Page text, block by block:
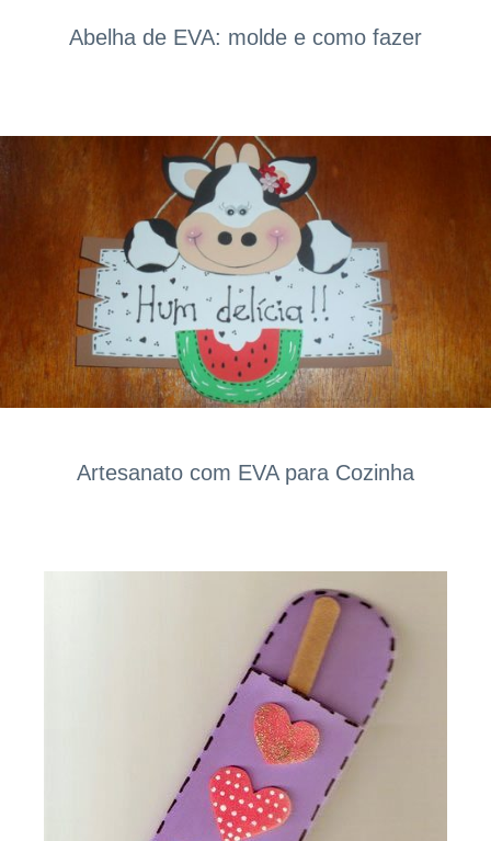
Abelha de EVA: molde e como fazer
Artesanato com EVA para Cozinha